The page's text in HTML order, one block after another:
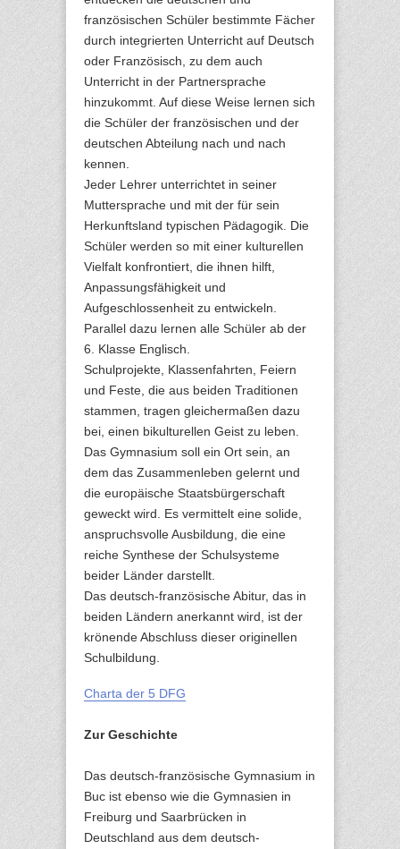
französischen Schüler bestimmte Fächer
durch integrierten Unterricht auf Deutsch
oder Französisch, zu dem auch
Unterricht in der Partnersprache
hinzukommt. Auf diese Weise lernen sich
die Schüler der französischen und der
deutschen Abteilung nach und nach
kennen.
Jeder Lehrer unterrichtet in seiner
Muttersprache und mit der für sein
Herkunftsland typischen Pädagogik. Die
Schüler werden so mit einer kulturellen
Vielfalt konfrontiert, die ihnen hilft,
Anpassungsfähigkeit und
Aufgeschlossenheit zu entwickeln.
Parallel dazu lernen alle Schüler ab der
6. Klasse Englisch.
Schulprojekte, Klassenfahrten, Feiern
und Feste, die aus beiden Traditionen
stammen, tragen gleichermaßen dazu
bei, einen bikulturellen Geist zu leben.
Das Gymnasium soll ein Ort sein, an
dem das Zusammenleben gelernt und
die europäische Staatsbürgerschaft
geweckt wird. Es vermittelt eine solide,
anspruchsvolle Ausbildung, die eine
reiche Synthese der Schulsysteme
beider Länder darstellt.
Das deutsch-französische Abitur, das in
beiden Ländern anerkannt wird, ist der
krönende Abschluss dieser originellen
Schulbildung.
Charta der 5 DFG
Zur Geschichte
Das deutsch-französische Gymnasium in
Buc ist ebenso wie die Gymnasien in
Freiburg und Saarbrücken in
Deutschland aus dem deutsch-